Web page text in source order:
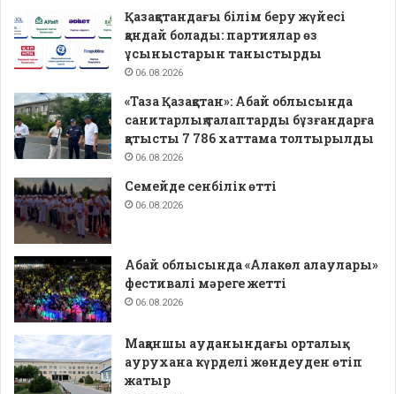
Қазақстандағы білім беру жүйесі
қандай болады: партиялар өз
ұсыныстарын таныстырды
06.08.2026
«Таза Қазақстан»: Абай облысында
санитарлық талаптарды бұзғандарға
қатысты 7 786 хаттама толтырылды
06.08.2026
Семейде сенбілік өтті
06.08.2026
Абай облысында «Алакөл алаулары»
фестивалі мәреге жетті
06.08.2026
Мақаншы ауданындағы орталық
аурухана күрделі жөндеуден өтіп
жатыр